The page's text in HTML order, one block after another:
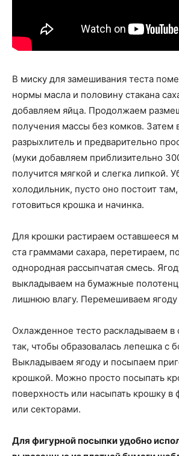
В миску для замешивания теста
нормы масла и половину стакана
добавляем яйца. Продолжаем
получения массы без комков. Затем
разрыхлитель и предварительно
(муки добавляем приблизительно
получится мягкой и слегка липкой.
холодильник, пусто оно постоит
готовиться крошка и начинка.
Для крошки растираем оставшееся
ста граммами сахара, перетираем,
однородная рассыпчатая смесь.
выкладываем на бумажные
лишнюю влагу. Перемешиваем ягоду
Охлажденное тесто раскладываем в
так, чтобы образовалась лепешка с
Выкладываем ягоду и посыпаем
крошкой. Можно просто посыпать
поверхность или насыпать крошку
или секторами.
Для фигурной посыпки удобно